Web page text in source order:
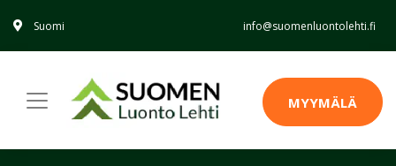
Suomi info@suomenluontolehti.fi
MYYMÄLÄ